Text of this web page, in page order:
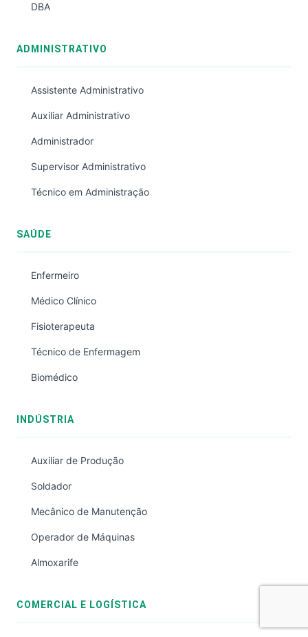
DBA
ADMINISTRATIVO
Assistente Administrativo
Auxiliar Administrativo
Administrador
Supervisor Administrativo
Técnico em Administração
SAÚDE
Enfermeiro
Médico Clínico
Fisioterapeuta
Técnico de Enfermagem
Biomédico
INDÚSTRIA
Auxiliar de Produção
Soldador
Mecânico de Manutenção
Operador de Máquinas
Almoxarife
COMERCIAL E LOGÍSTICA